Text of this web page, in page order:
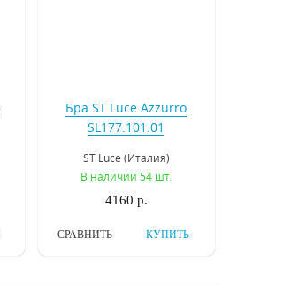
Бра ST Luce Azzurro
SL177.101.01
ST Luce (Италия)
В наличии 54 шт.
4160 р.
КУПИТЬ
СРАВНИТЬ